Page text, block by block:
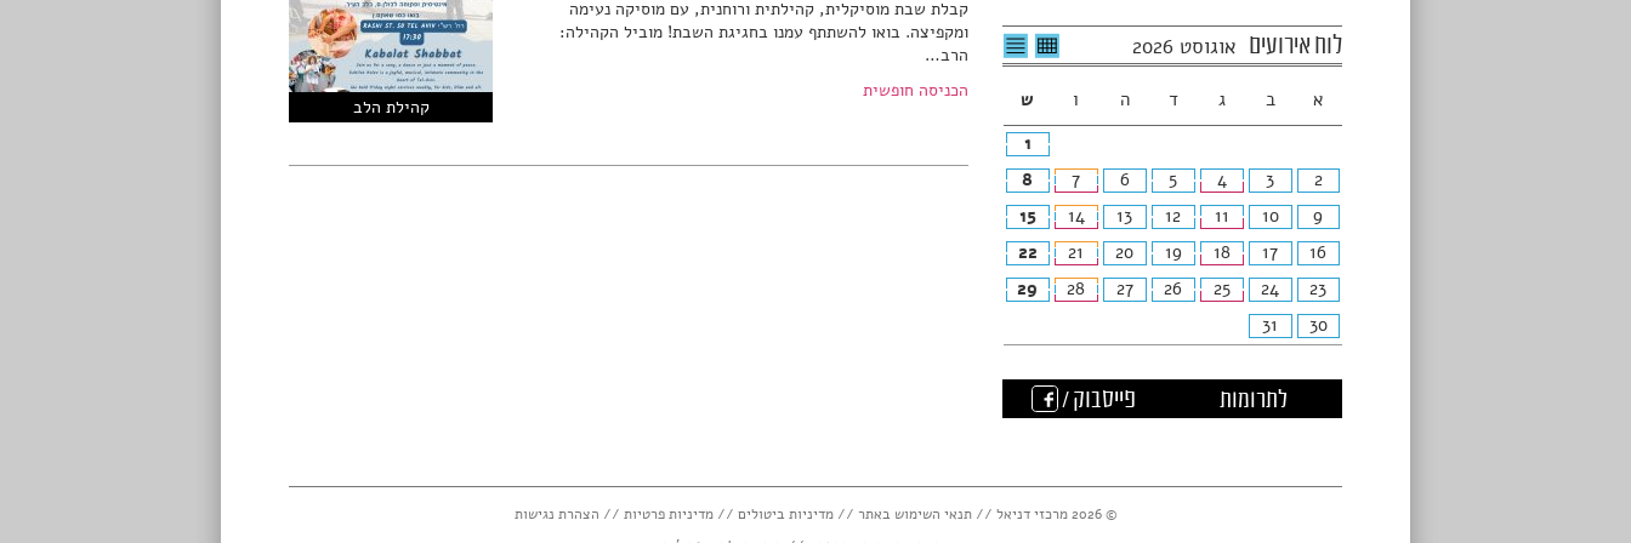
לוח אירועים אוגוסט 2026 לרשימת
האירועים
לצפיה
בטבלה
א ב ג ד ה ו
ש
1
2
3
4
5
6
7
8
9
10
11
12
13
14
15
16
17
18
19
20
21
22
23
24
25
26
27
28
29
30
31
לתרומות פייסבוק /
קהילת הלב
קבלת שבת מוסיקלית, קהילתית ורוחנית, עם מוסיקה נעימה
ומקפיצה. בואו להשתתף עמנו בחגיגת השבת! מוביל הקהילה:
הרב…
הכניסה חופשית
© 2026 מרכזי דניאל // תנאי השימוש באתר //מדיניות ביטולים //מדיניות פרטיות // הצהרת נגישות